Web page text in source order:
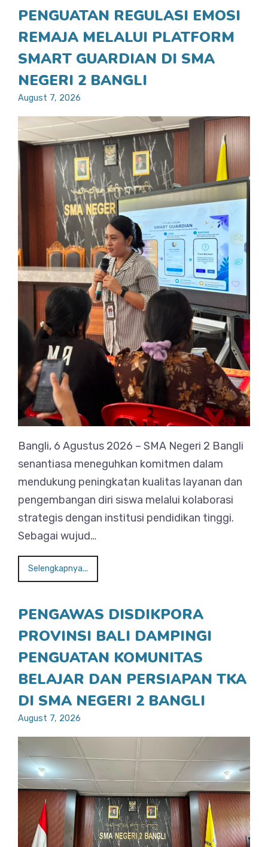
PENGUATAN REGULASI EMOSI
REMAJA MELALUI PLATFORM
SMART GUARDIAN DI SMA
NEGERI 2 BANGLI
August 7, 2026
Bangli, 6 Agustus 2026 – SMA Negeri 2 Bangli
senantiasa meneguhkan komitmen dalam
mendukung peningkatan kualitas layanan dan
pengembangan diri siswa melalui kolaborasi
strategis dengan institusi pendidikan tinggi.
Sebagai wujud…
Selengkapnya...
PENGAWAS DISDIKPORA
PROVINSI BALI DAMPINGI
PENGUATAN KOMUNITAS
BELAJAR DAN PERSIAPAN TKA
DI SMA NEGERI 2 BANGLI
August 7, 2026